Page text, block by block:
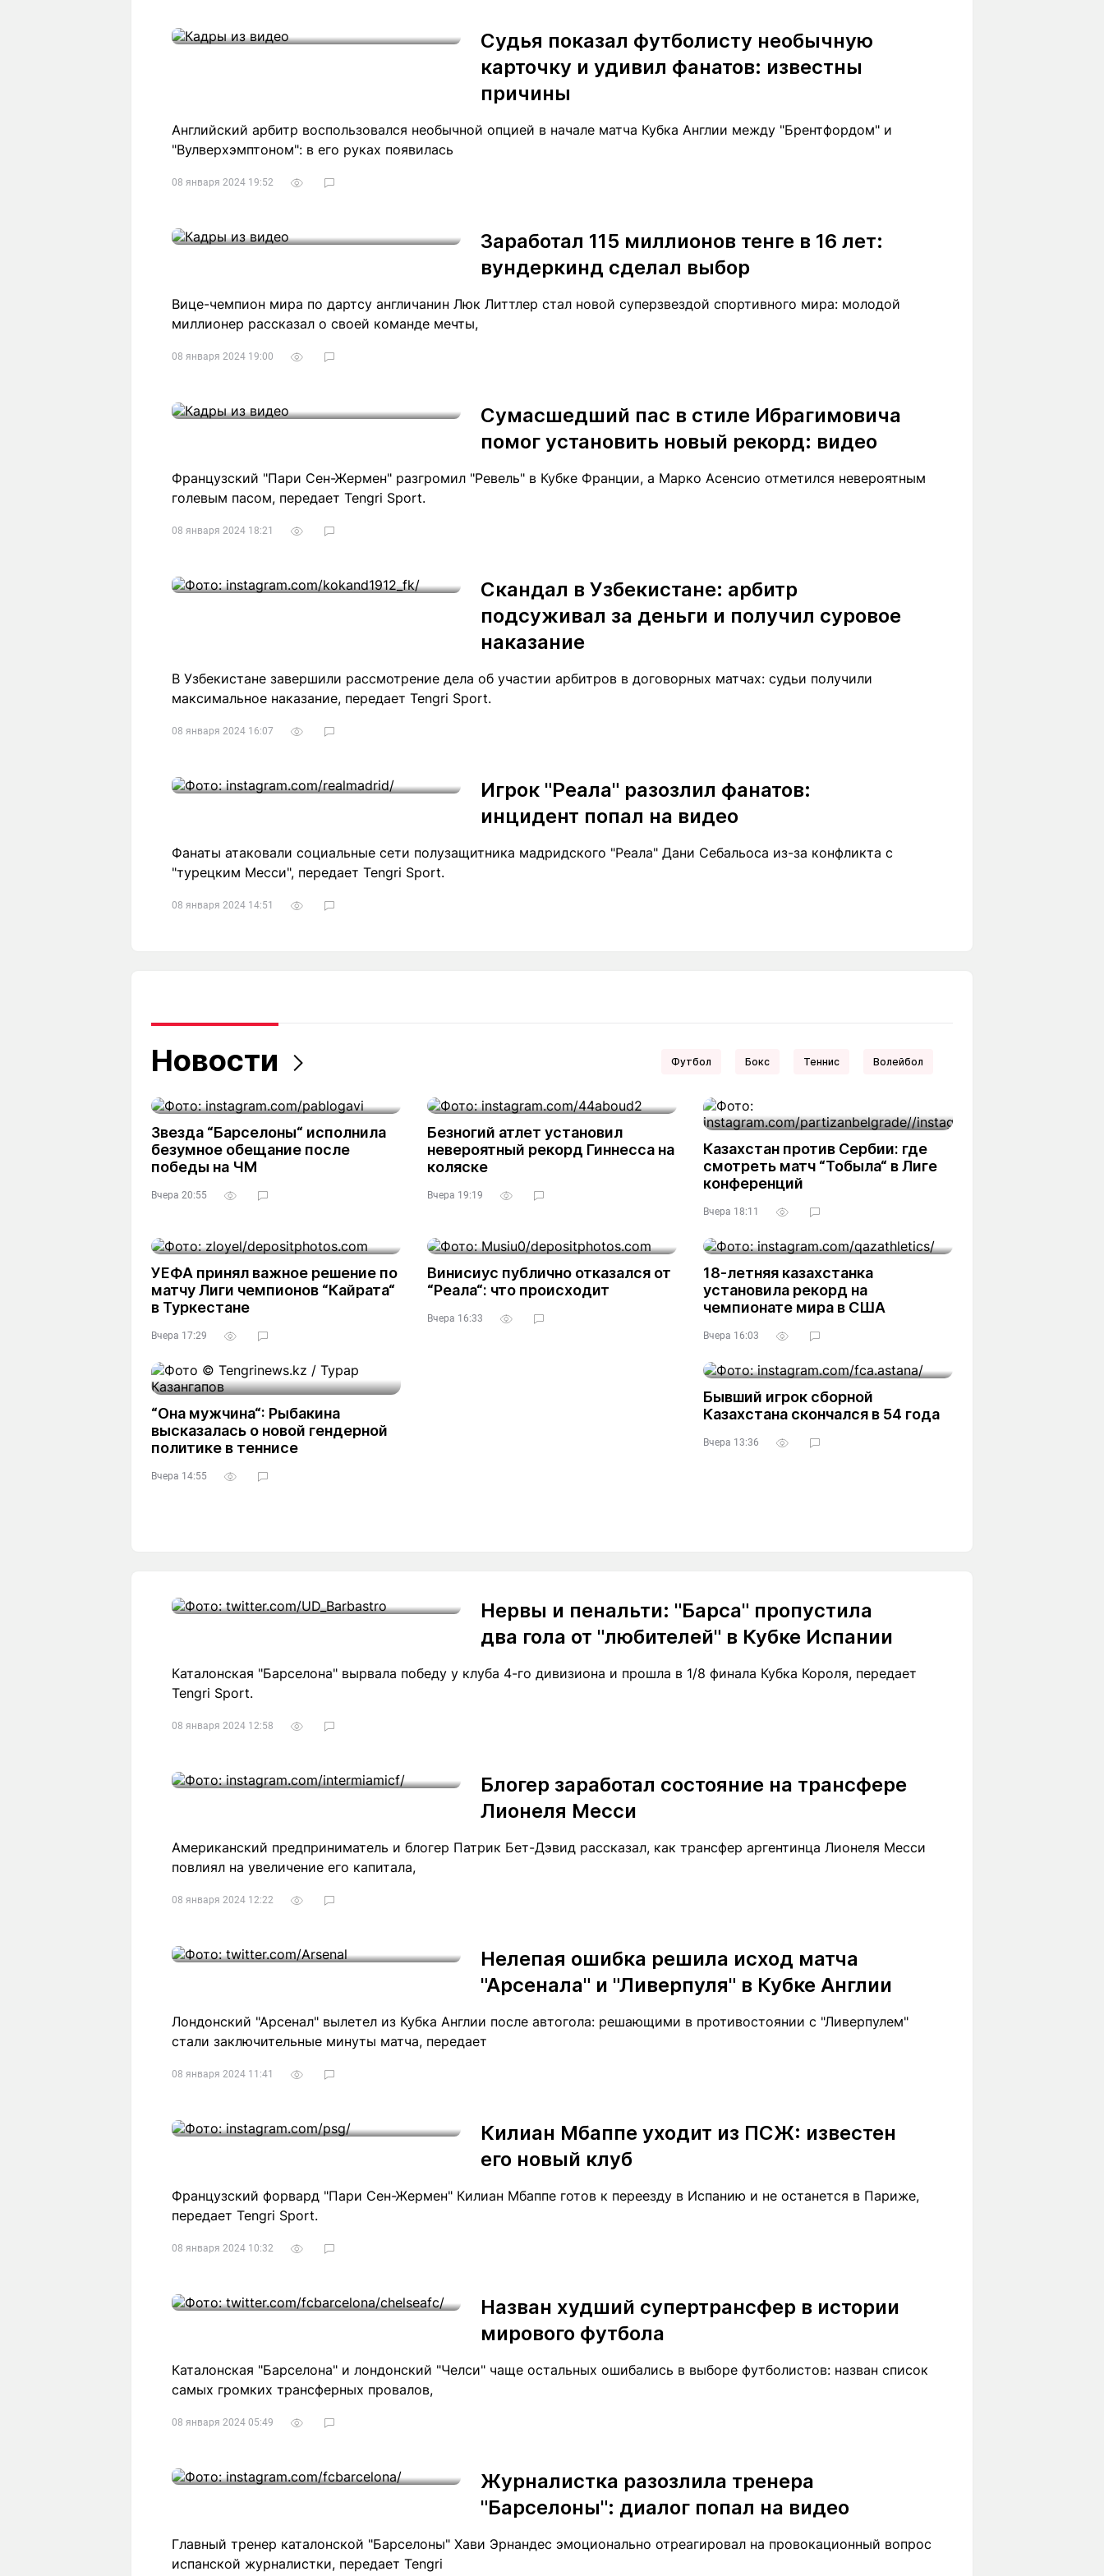
Погода
Полезно
Тренды
Блоги
Обзоры
Путевые
Учебные
О проекте
Судья показал футболисту необычную
карточку и удивил фанатов: известны
причины
Английский арбитр воспользовался необычной опцией в начале матча Кубка Англии между "Брентфордом" и
"Вулверхэмптоном": в его руках появилась
08 января 2024 19:52
Заработал 115 миллионов тенге в 16 лет:
вундеркинд сделал выбор
Вице-чемпион мира по дартсу англичанин Люк Литтлер стал новой суперзвездой спортивного мира: молодой
миллионер рассказал о своей команде мечты,
08 января 2024 19:00
Сумасшедший пас в стиле Ибрагимовича
помог установить новый рекорд: видео
Французский "Пари Сен-Жермен" разгромил "Ревель" в Кубке Франции, а Марко Асенсио отметился невероятным
голевым пасом, передает Tengri Sport.
08 января 2024 18:21
Скандал в Узбекистане: арбитр
подсуживал за деньги и получил суровое
наказание
В Узбекистане завершили рассмотрение дела об участии арбитров в договорных матчах: судьи получили
максимальное наказание, передает Tengri Sport.
08 января 2024 16:07
Игрок "Реала" разозлил фанатов:
инцидент попал на видео
Фанаты атаковали социальные сети полузащитника мадридского "Реала" Дани Себальоса из-за конфликта с
"турецким Месси", передает Tengri Sport.
08 января 2024 14:51
Новости Футбол Бокс Теннис Волейбол
Звезда “Барселоны“ исполнила
безумное обещание после
победы на ЧМ
Вчера 20:55
Безногий атлет установил
невероятный рекорд Гиннесса на
коляске
Вчера 19:19
Казахстан против Сербии: где
смотреть матч “Тобыла“ в Лиге
конференций
Вчера 18:11
УЕФА принял важное решение по
матчу Лиги чемпионов “Кайрата“
в Туркестане
Вчера 17:29
Винисиус публично отказался от
“Реала“: что происходит
Вчера 16:33
18-летняя казахстанка
установила рекорд на
чемпионате мира в США
Вчера 16:03
“Она мужчина“: Рыбакина
высказалась о новой гендерной
политике в теннисе
Вчера 14:55
Бывший игрок сборной
Казахстана скончался в 54 года
Вчера 13:36
Нервы и пенальти: "Барса" пропустила
два гола от "любителей" в Кубке Испании
Каталонская "Барселона" вырвала победу у клуба 4-го дивизиона и прошла в 1/8 финала Кубка Короля, передает
Tengri Sport.
08 января 2024 12:58
Блогер заработал состояние на трансфере
Лионеля Месси
Американский предприниматель и блогер Патрик Бет-Дэвид рассказал, как трансфер аргентинца Лионеля Месси
повлиял на увеличение его капитала,
08 января 2024 12:22
Нелепая ошибка решила исход матча
"Арсенала" и "Ливерпуля" в Кубке Англии
Лондонский "Арсенал" вылетел из Кубка Англии после автогола: решающими в противостоянии с "Ливерпулем"
стали заключительные минуты матча, передает
08 января 2024 11:41
Килиан Мбаппе уходит из ПСЖ: известен
его новый клуб
Французский форвард "Пари Сен-Жермен" Килиан Мбаппе готов к переезду в Испанию и не останется в Париже,
передает Tengri Sport.
08 января 2024 10:32
Назван худший супертрансфер в истории
мирового футбола
Каталонская "Барселона" и лондонский "Челси" чаще остальных ошибались в выборе футболистов: назван список
самых громких трансферных провалов,
08 января 2024 05:49
Журналистка разозлила тренера
"Барселоны": диалог попал на видео
Главный тренер каталонской "Барселоны" Хави Эрнандес эмоционально отреагировал на провокационный вопрос
испанской журналистки, передает Tengri